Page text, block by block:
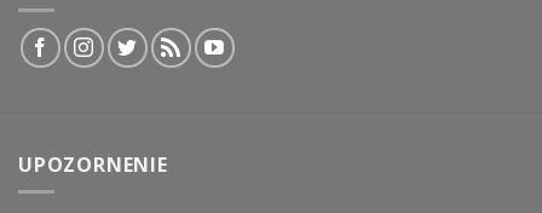
UPOZORNENIE